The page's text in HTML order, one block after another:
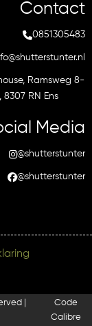
Contact
0851305483
Ramsweg 8-
8307 RN Ens
Media
@shutterstunter
@shutterstunter
|
Code
Calibre